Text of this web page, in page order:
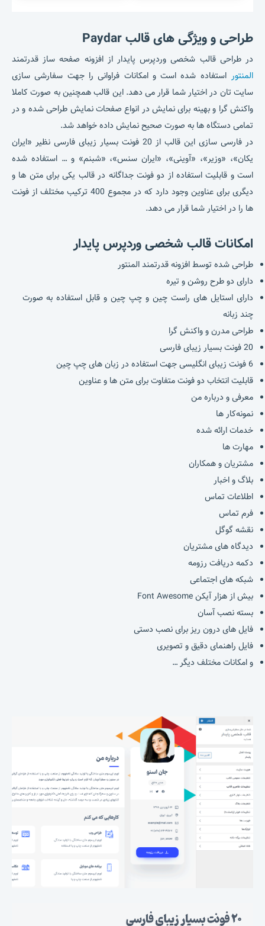
طراحی و ویژگی های قالب Paydar
در طراحی قالب شخصی وردپرس پایدار از افزونه صفحه ساز قدرتمند
المنتور استفاده شده است و امکانات فراوانی را جهت سفارشی سازی
سایت تان در اختیار شما قرار می دهد. این قالب همچنین به صورت کاملا
واکنش گرا و بهینه برای نمایش در انواع صفحات نمایش طراحی شده و در
تمامی دستگاه ها به صورت صحیح نمایش داده خواهد شد.
در فارسی سازی این قالب از 20 فونت بسیار زیبای فارسی نظیر «ایران
یکان»، «وزیر»، «آوینی»، «ایران سنس»، «شبنم» و … استفاده شده
است و قابلیت استفاده از دو فونت جداگانه در قالب یکی برای متن ها و
دیگری برای عناوین وجود دارد که در مجموع 400 ترکیب مختلف از فونت
ها را در اختیار شما قرار می دهد.
امکانات قالب شخصی وردپرس پایدار
طراحی شده توسط افزونه قدرتمند المنتور
دارای دو طرح روشن و تیره
دارای استایل های راست چین و چپ چین و قابل استفاده به صورت
چند زبانه
طراحی مدرن و واکنش گرا
20 فونت بسیار زیبای فارسی
6 فونت زیبای انگلیسی جهت استفاده در زبان های چپ چین
قابلیت انتخاب دو فونت متفاوت برای متن ها و عناوین
معرفی و درباره من
نمونه‌کار ها
خدمات ارائه شده
مهارت ها
مشتریان و همکاران
بلاگ و اخبار
اطلاعات تماس
فرم تماس
نقشه گوگل
دیدگاه های مشتریان
دکمه دریافت رزومه
شبکه های اجتماعی
بیش از هزار آیکن Font Awesome
بسته نصب آسان
فایل های درون ریز برای نصب دستی
فایل راهنمای دقیق و تصویری
و امکانات مختلف دیگر …